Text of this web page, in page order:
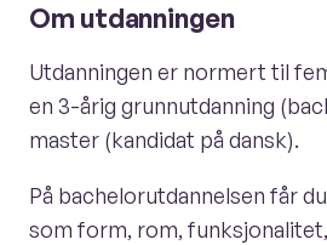
Om utdanningen
Utdanningen er normert til
en 3-årig grunnutdanning
master (kandidat på dansk).
På bachelorutdannelsen får
som form, rom,